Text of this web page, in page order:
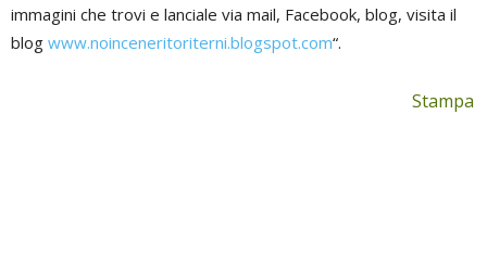
immagini che trovi e lanciale via mail, Facebook, blog, visita il
blog www.noinceneritoriterni.blogspot.com“.
Stampa